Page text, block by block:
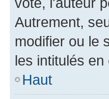
Autrement,
modifier ou le
les intitulés
Haut